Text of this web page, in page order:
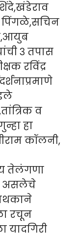
पिंगळे,सचिन
३ तपास
रविंद्र
व
हा
कॉलनी,
तेलंगणा
असलेचे
रचून
यादगिरी